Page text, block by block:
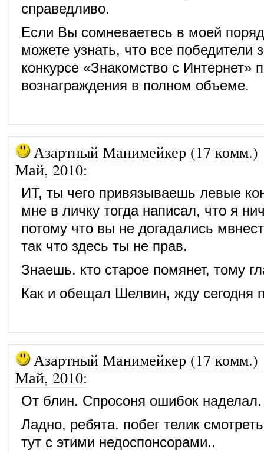
справедливо.
Если Вы сомневаетесь в моей
можете узнать, что все победители
конкурсе «Знакомство с Интернет»
вознаграждения в полном объеме.
Азартный Манимейкер (17 комм.)
Май, 2010:
ИТ, ты чего привязываешь левые
мне в личку тогда написал, что я
потому что вы не догадались
так что здесь ты не прав.
Знаешь. кто старое помянет, тому
Как и обещал Шелвин, жду сегодня
Азартный Манимейкер (17 комм.)
Май, 2010:
От блин. Спросоня ошибок наделал.
Ладно, ребята. побег телик
тут с этими недоспонсорами..